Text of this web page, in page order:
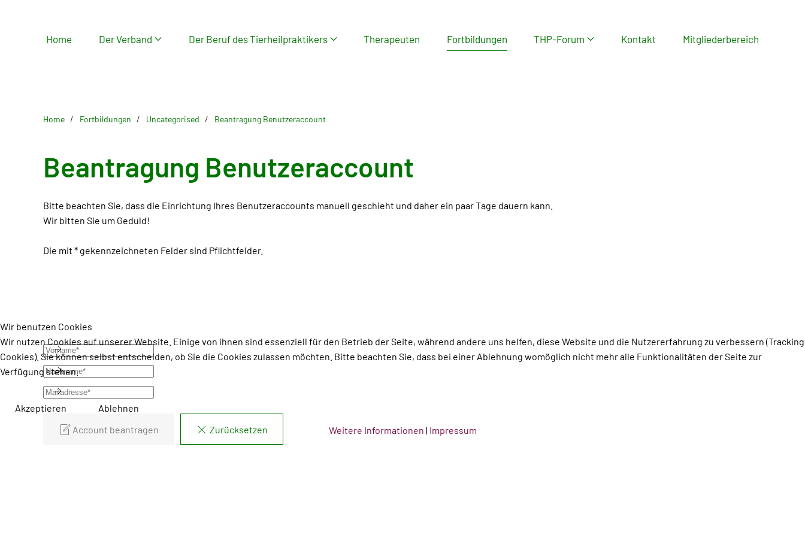
Home Der Verband Der Beruf des Tierheilpraktikers Therapeuten Fortbildungen THP-Forum Kontakt Mitgliederbereich
Home Fortbildungen Uncategorised Beantragung Benutzeraccount
Beantragung Benutzeraccount
Bitte beachten Sie, dass die Einrichtung Ihres Benutzeraccounts manuell geschieht und daher ein paar Tage dauern kann.
Wir bitten Sie um Geduld!
Die mit * gekennzeichneten Felder sind Pflichtfelder.
Account beantragen Zurücksetzen
Wir benutzen Cookies
Wir nutzen Cookies auf unserer Website. Einige von ihnen sind essenziell für den Betrieb der Seite, während andere uns helfen, diese Website und die Nutzererfahrung zu verbessern (Tracking
Cookies). Sie können selbst entscheiden, ob Sie die Cookies zulassen möchten. Bitte beachten Sie, dass bei einer Ablehnung womöglich nicht mehr alle Funktionalitäten der Seite zur
Verfügung stehen.
Akzeptieren
Ablehnen
Weitere Informationen | Impressum